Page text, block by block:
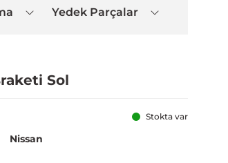
Yedek Parçalar
Sol
Stokta var
Nissan